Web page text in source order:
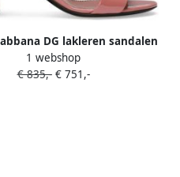
DG lakleren sandalen
Roze
1 webshop
€ 835,-€ 751,-